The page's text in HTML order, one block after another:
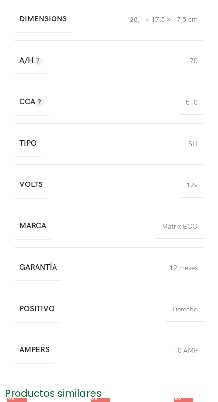
DIMENSIONS 28,1 × 17,5 × 17,5 cm
A/H 70
CCA 510
TIPO SLI
VOLTS 12v
MARCA Matrix ECO
GARANTÍA 12 meses
POSITIVO Derecho
AMPERS 110 AMP
Productos similares